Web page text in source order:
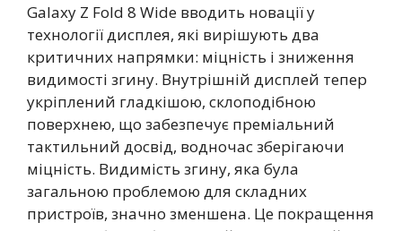
Galaxy Z Fold 8 Wide вводить новації у
технології дисплея, які вирішують два
критичних напрямки: міцність і зниження
видимості згину. Внутрішній дисплей тепер
укріплений гладкішою, склоподібною
поверхнею, що забезпечує преміальний
тактильний досвід, водночас зберігаючи
міцність. Видимість згину, яка була
загальною проблемою для складних
пристроїв, значно зменшена. Це покращення